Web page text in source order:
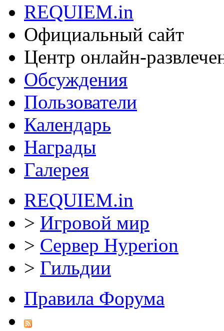
REQUIEM.in
Официальный сайт
Центр онлайн-
Обсуждения
Пользователи
Календарь
Награды
Галерея
REQUIEM.in
> Игровой мир
> Сервер Hyperion
> Гильдии
Правила Форума